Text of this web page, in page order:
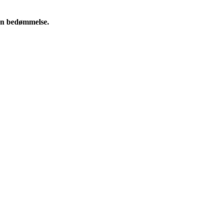
bedømmelse.